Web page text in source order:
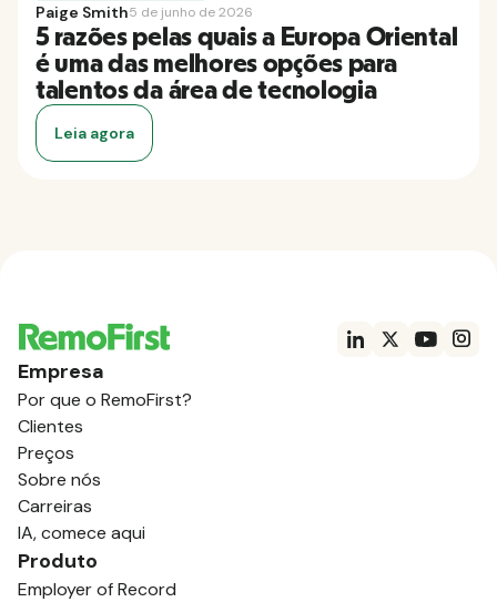
Paige Smith5 de junho de 2026
5 razões pelas quais a Europa Oriental
é uma das melhores opções para
talentos da área de tecnologia
Leia agora
Empresa
Por que o RemoFirst?
Clientes
Preços
Sobre nós
Carreiras
IA, comece aqui
Produto
Employer of Record